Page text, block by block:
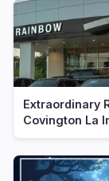
Extraordinary
Covington La